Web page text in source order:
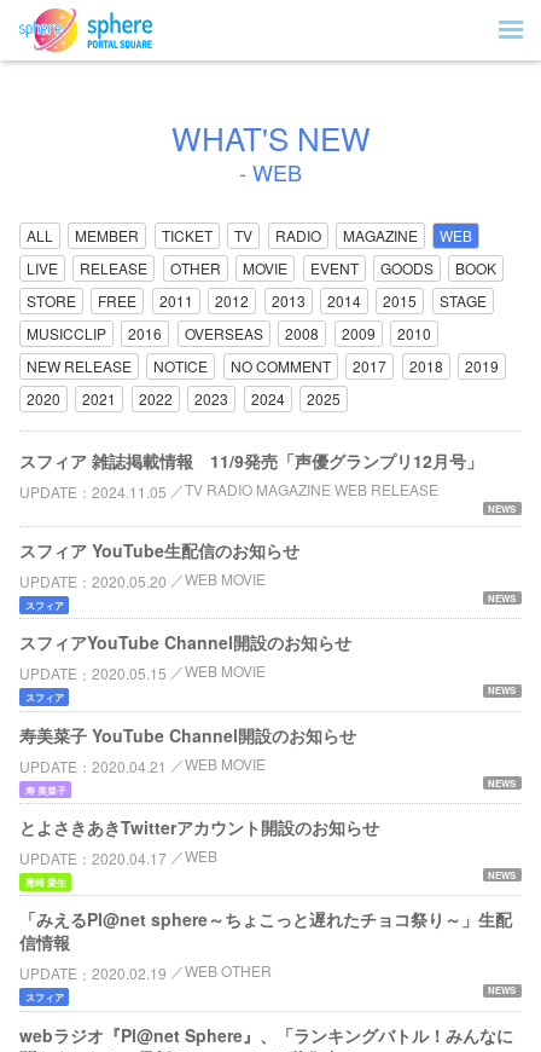
WHAT'S NEW
- WEB
ALL MEMBER TICKET TV RADIO MAGAZINE
WEB
LIVE
RELEASE OTHER MOVIE EVENT GOODS
BOOK
STORE
FREE 2011 2012 2013 2014 2015
STAGE
MUSICCLIP
2016 OVERSEAS 2008 2009
2010
NEW RELEASE
NOTICE NO COMMENT 2017 2018
2019
2020
2021 2022 2023 2024 2025
スフィア 雑誌掲載情報 11/9発売「声優グランプリ12月号」
UPDATE 2024.11.05 TV RADIO MAGAZINE WEB RELEASE
NEWS
スフィア YouTube生配信のお知らせ
UPDATE 2020.05.20 WEB MOVIE
NEWS
スフィア
スフィアYouTube Channel開設のお知らせ
UPDATE 2020.05.15 WEB MOVIE
NEWS
スフィア
寿美菜子 YouTube Channel開設のお知らせ
UPDATE 2020.04.21 WEB MOVIE
NEWS
寿 美菜子
とよさきあきTwitterアカウント開設のお知らせ
UPDATE 2020.04.17 WEB
NEWS
豊崎 愛生
「みえるPl@net sphere～ちょこっと遅れたチョコ祭り～」生配
信情報
UPDATE 2020.02.19 WEB OTHER
NEWS
スフィア
webラジオ『Pl@net Sphere』、「ランキングバトル！みんなに